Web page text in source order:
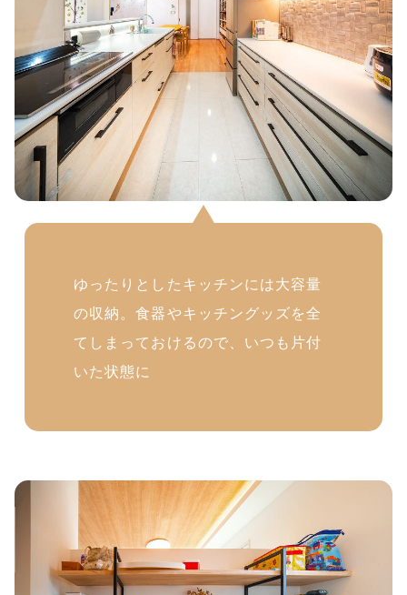
ゆったりとしたキッチンには大容量
の収納。食器やキッチングッズを全
てしまっておけるので、いつも片付
いた状態に